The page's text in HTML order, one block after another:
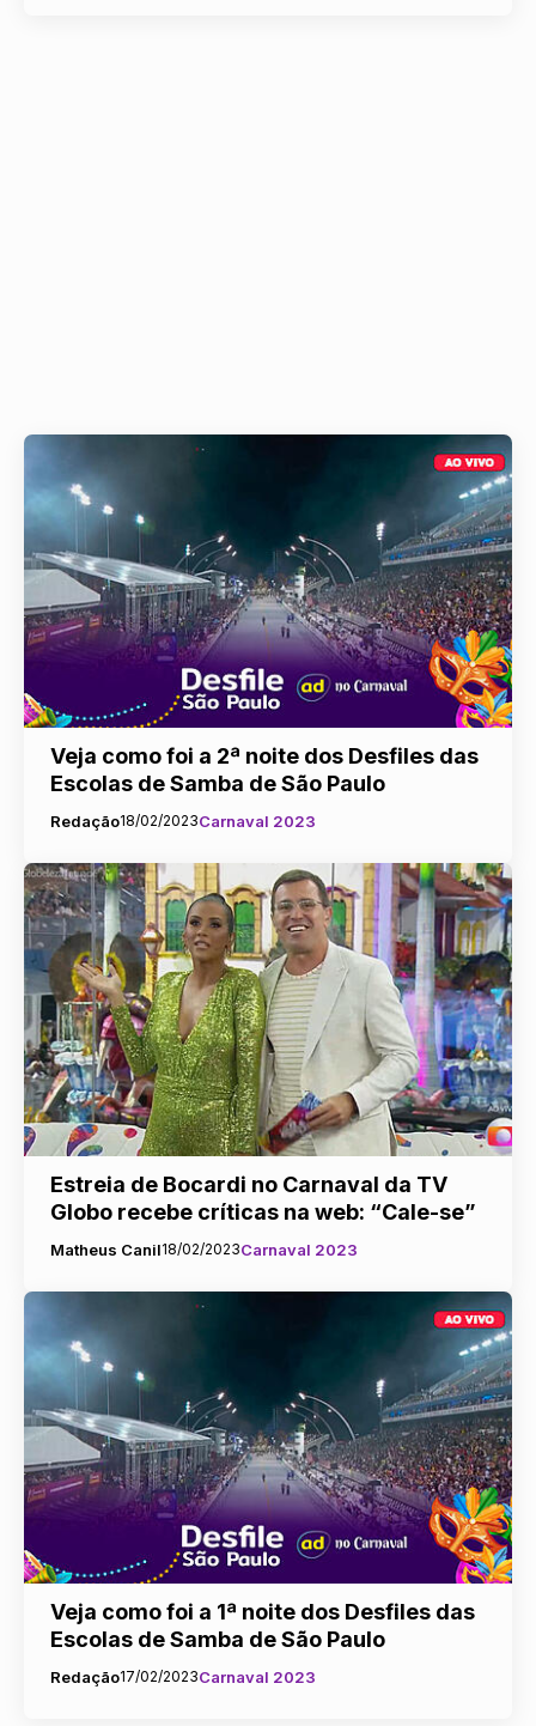
Veja como foi a 2ª noite dos Desfiles das
Escolas de Samba de São Paulo
Redação18/02/2023Carnaval 2023
Estreia de Bocardi no Carnaval da TV
Globo recebe críticas na web: “Cale-se”
Matheus Canil18/02/2023Carnaval 2023
Veja como foi a 1ª noite dos Desfiles das
Escolas de Samba de São Paulo
Redação17/02/2023Carnaval 2023